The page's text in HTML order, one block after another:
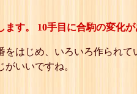
す。 10手目に合駒の変化
をはじめ、いろいろ作られて
いいですね。